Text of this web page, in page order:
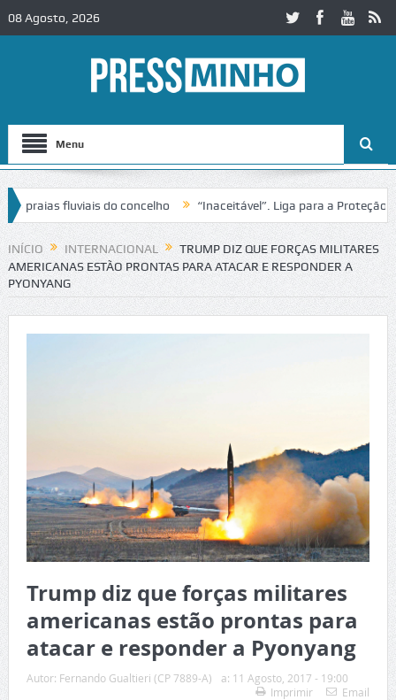
08 Agosto, 2026
Menu
fluviais do concelho “Inaceitável”. Liga para a Proteção da
trânsito no IC2 em Alcobaça Igreja do Castelo de Cerveira
INÍCIO INTERNACIONAL
TRUMP DIZ QUE FORÇAS MILITARES
AMERICANAS ESTÃO PRONTAS PARA ATACAR E RESPONDER A
PYONYANG
Trump diz que forças militares
americanas estão prontas para
atacar e responder a Pyonyang
Autor: Fernando Gualtieri (CP 7889-A) a: 11 Agosto, 2017 - 19:00
Imprimir
Email